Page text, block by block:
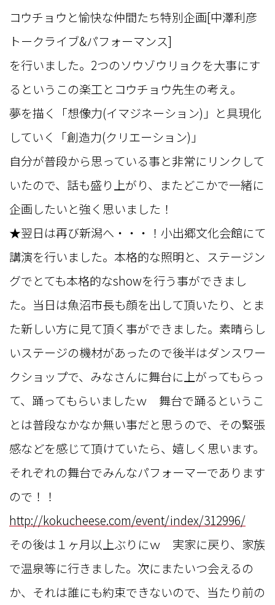
コウチョウと愉快な仲間たち特別企画[中澤利彦
トークライブ&パフォーマンス]
を行いました。2つのソウゾウリョクを大事にす
るというこの楽工とコウチョウ先生の考え。
夢を描く「想像力(イマジネーション)」と具現化
していく「創造力(クリエーション)」
自分が普段から思っている事と非常にリンクして
いたので、話も盛り上がり、またどこかで一緒に
企画したいと強く思いました！
★翌日は再び新潟へ・・・！小出郷文化会館にて
講演を行いました。本格的な照明と、ステージン
グでとても本格的なshowを行う事ができまし
た。当日は魚沼市長も顔を出して頂いたり、とま
た新しい方に見て頂く事ができました。素晴らし
いステージの機材があったので後半はダンスワー
クショップで、みなさんに舞台に上がってもらっ
て、踊ってもらいましたｗ 舞台で踊るというこ
とは普段なかなか無い事だと思うので、その緊張
感などを感じて頂けていたら、嬉しく思います。
それぞれの舞台でみんなパフォーマーであります
ので！！
http://kokucheese.com/event/index/312996/
その後は１ヶ月以上ぶりにｗ 実家に戻り、家族
で温泉等に行きました。次にまたいつ会えるの
か、それは誰にも約束できないので、当たり前の